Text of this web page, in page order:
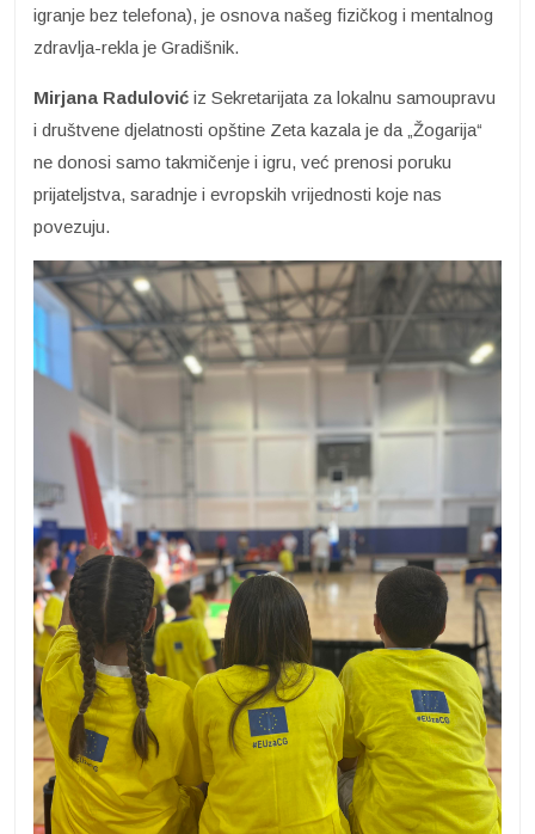
igranje bez telefona), je osnova našeg fizičkog i mentalnog
zdravlja-rekla je Gradišnik.
Mirjana Radulović iz Sekretarijata za lokalnu samoupravu
i društvene djelatnosti opštine Zeta kazala je da „Žogarija“
ne donosi samo takmičenje i igru, već prenosi poruku
prijateljstva, saradnje i evropskih vrijednosti koje nas
povezuju.